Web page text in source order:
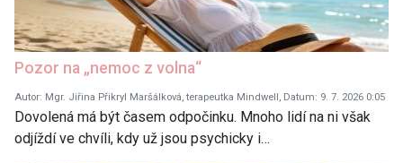
Pozor na „nemoc z volna“
Autor: Mgr. Jiřina Přikryl Maršálková, terapeutka Mindwell, Datum: 9. 7. 2026 0:05
Dovolená má být časem odpočinku. Mnoho lidí na ni však
odjíždí ve chvíli, kdy už jsou psychicky i…